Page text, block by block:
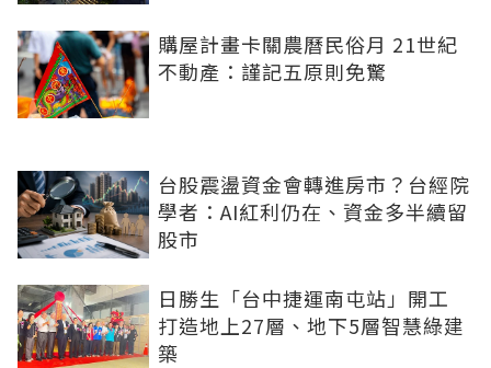
購屋計畫卡關農曆民俗月 21世紀
不動產：謹記五原則免驚
台股震盪資金會轉進房市？台經院
學者：AI紅利仍在、資金多半續留
股市
日勝生「台中捷運南屯站」開工
打造地上27層、地下5層智慧綠建
築